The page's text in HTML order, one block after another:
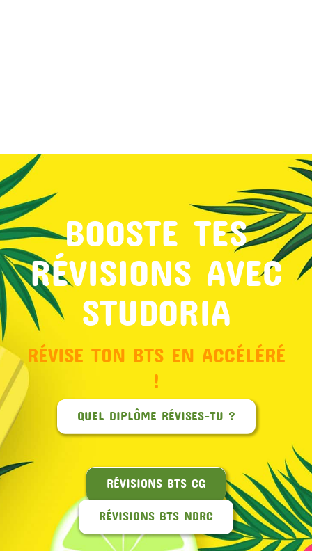
BOOSTE TES
RÉVISIONS AVEC
STUDORIA
RÉVISE TON BTS EN ACCÉLÉRÉ
!
QUEL DIPLÔME RÉVISES-TU ?
RÉVISIONS BTS CG
RÉVISIONS BTS NDRC